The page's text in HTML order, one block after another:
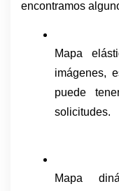
encontramos
Mapa
imágenes,
puede
solicitudes.
Mapa